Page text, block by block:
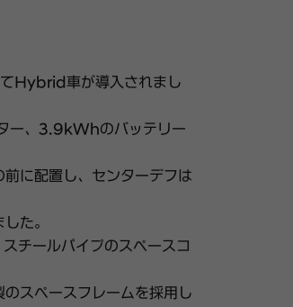
Hybrid車が導入されまし
、3.9kWhのバッテリー
に配置し、センターデフは
た。
チールパイプのスペースコ
スペースフレームを採用し